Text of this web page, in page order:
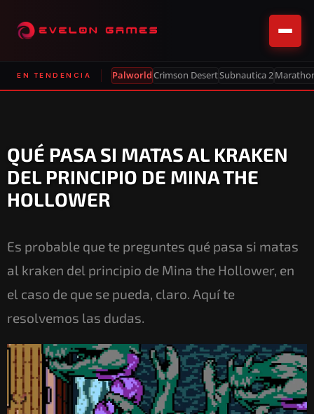
EN TENDENCIA PalworldCrimson DesertSubnautica 2
QUÉ PASA SI MATAS AL KRAKEN
DEL PRINCIPIO DE MINA THE
HOLLOWER
Es probable que te preguntes qué pasa si matas
al kraken del principio de Mina the Hollower, en
el caso de que se pueda, claro. Aquí te
resolvemos las dudas.